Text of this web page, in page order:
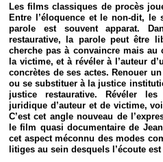
IT
Les films classiques de procès
Entre l’éloquence et le non-dit,
parole est souvent apparat.
restaurative, la parole peut être
cherche pas à convaincre mais
la victime, et à révéler à l’auteur
concrètes de ses actes. Renouer
ou se substituer à la justice
justice restaurative. Révéler
juridique d’auteur et de victime,
C’est cet angle nouveau de
le film quasi documentaire de
cet aspect méconnu des modes
litiges au sein desquels l’écoute